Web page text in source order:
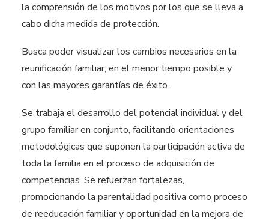
la comprensión de los motivos por los que se lleva a
cabo dicha medida de protección.
Busca poder visualizar los cambios necesarios en la
reunificación familiar, en el menor tiempo posible y
con las mayores garantías de éxito.
Se trabaja el desarrollo del potencial individual y del
grupo familiar en conjunto, facilitando orientaciones
metodológicas que suponen la participación activa de
toda la familia en el proceso de adquisición de
competencias. Se refuerzan fortalezas,
promocionando la parentalidad positiva como proceso
de reeducación familiar y oportunidad en la mejora de